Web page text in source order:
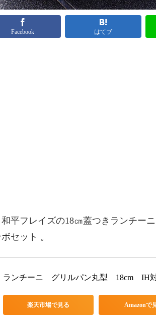
Facebook はてブ
平フレイズの18㎝蓋つきランチ
セット 。
ランチーニ　グリルパン丸型　18cm　IH
楽天市場で見る Amazonで